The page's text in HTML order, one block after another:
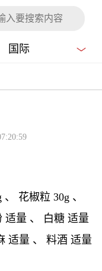
国际
花椒粒 30g 、
适量 、 白糖 适量
适量 、 料酒 适量